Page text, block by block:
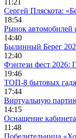
11:21
Сергей Пляскота:
18:54
Рынок автомобилей
14:40
Былинный Берег
12:40
Фэнтези фест 2026:
19:46
ТОП-8 бытовых
17:44
Виртуальную
14:15
Оснащение
11:48
Победительница